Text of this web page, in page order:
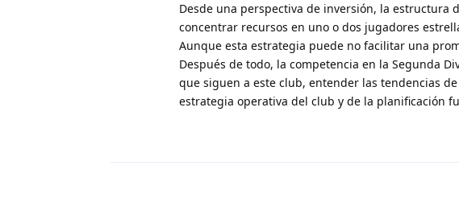
Desde una perspectiva de inversión, la estructura
concentrar recursos en uno o dos jugadores
Aunque esta estrategia puede no facilitar una
Después de todo, la competencia en la Segunda
que siguen a este club, entender las tendencias
estrategia operativa del club y de la planificación